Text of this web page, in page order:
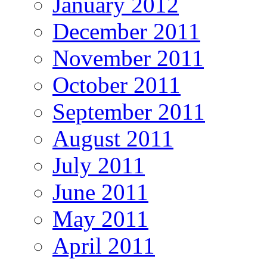
December 2011
November 2011
October 2011
September 2011
August 2011
July 2011
June 2011
May 2011
April 2011